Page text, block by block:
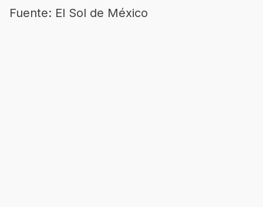
Fuente: El Sol de México